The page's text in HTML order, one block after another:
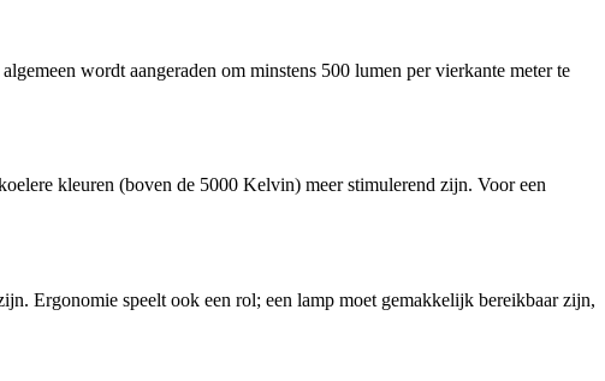
wordt aangeraden om minstens 500 lumen per vierkante meter te
kleuren (boven de 5000 Kelvin) meer stimulerend zijn. Voor een
Ergonomie speelt ook een rol; een lamp moet gemakkelijk bereikbaar zijn,